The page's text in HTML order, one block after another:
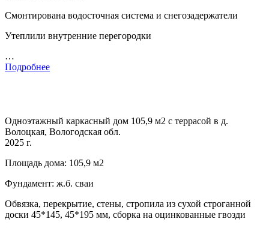
Смонтирована водосточная система и снегозадержатели
Утеплили внутренние перегородки
…
Подробнее
Одноэтажный каркасный дом 105,9 м2 с террасой в д.
Волоцкая, Вологодская обл.
2025 г.
Площадь дома: 105,9 м2
Фундамент: ж.б. сваи
Обвязка, перекрытие, стены, стропила из сухой строганной
доски 45*145, 45*195 мм, сборка на оцинкованные гвозди